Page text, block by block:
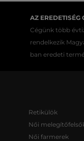
AZ EREDETISÉG
Cégünk több
rendelkezik
ban eredeti
Retikülök
Női
Női farmerek